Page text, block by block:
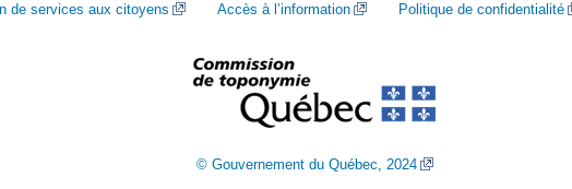
de services aux citoyens Accès à l’information Politique de confidentialité
© Gouvernement du Québec, 2024